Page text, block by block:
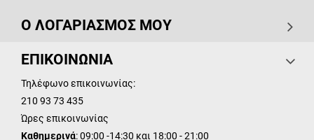
Ο ΛΟΓΑΡΙΑΣΜΟΣ ΜΟΥ
ΕΠΙΚΟΙΝΩΝΙΑ
Τηλέφωνο επικοινωνίας:
210 93 73 435
Ώρες επικοινωνίας
Καθημερινά: 09:00 -14:30 και 18:00 - 21:00